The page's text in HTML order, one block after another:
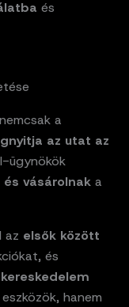
és
nemcsak a
az utat az
ügynökök
vásárolnak a
az elsők között
és
hanem